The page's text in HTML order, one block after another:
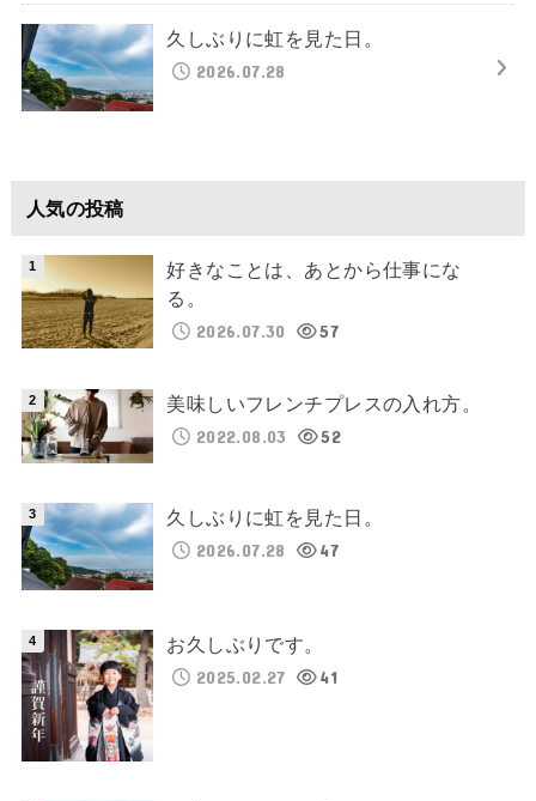
久しぶりに虹を見た日。
2026.07.28
人気の投稿
好きなことは、あとから仕事にな
る。
2026.07.30
57
美味しいフレンチプレスの入れ方。
2022.08.03
52
久しぶりに虹を見た日。
2026.07.28
47
お久しぶりです。
2025.02.27
41